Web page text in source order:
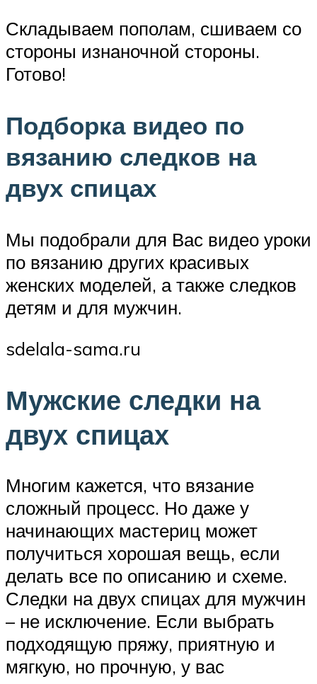
Складываем пополам, сшиваем со
стороны изнаночной стороны.
Готово!
Подборка видео по
вязанию следков на
двух спицах
Мы подобрали для Вас видео уроки
по вязанию других красивых
женских моделей, а также следков
детям и для мужчин.
sdelala-sama.ru
Мужские следки на
двух спицах
Многим кажется, что вязание
сложный процесс. Но даже у
начинающих мастериц может
получиться хорошая вещь, если
делать все по описанию и схеме.
Следки на двух спицах для мужчин
– не исключение. Если выбрать
подходящую пряжу, приятную и
мягкую, но прочную, у вас